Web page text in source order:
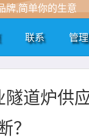
牌,简单你的生意
联系 管理
道炉供
？